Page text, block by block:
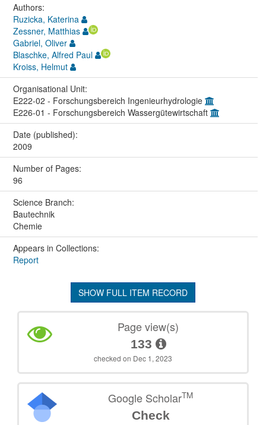
Authors:
Ruzicka, Katerina
Zessner, Matthias
Gabriel, Oliver
Blaschke, Alfred Paul
Kroiss, Helmut
Organisational Unit:
E222-02 - Forschungsbereich Ingenieurhydrologie
E226-01 - Forschungsbereich Wassergütewirtschaft
Date (published):
2009
Number of Pages:
96
Science Branch:
Bautechnik
Chemie
Appears in Collections:
Report
SHOW FULL ITEM RECORD
Page view(s)
133
checked on Dec 1, 2023
Google ScholarTM
Check